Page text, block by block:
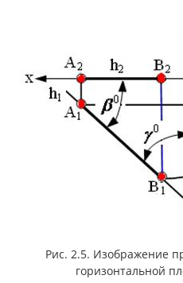
Рис. 2.5. Изображение
горизонтальной